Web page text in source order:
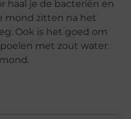
haal je de bacteriën en
mond zitten na het
Ook is het goed om
met zout water.